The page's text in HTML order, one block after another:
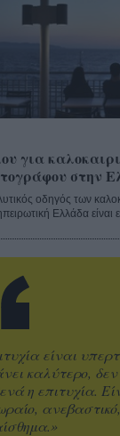
για
στην
οδηγός των
Ελλάδα είναι
είναι
καλύτερο,
η επιτυχία.